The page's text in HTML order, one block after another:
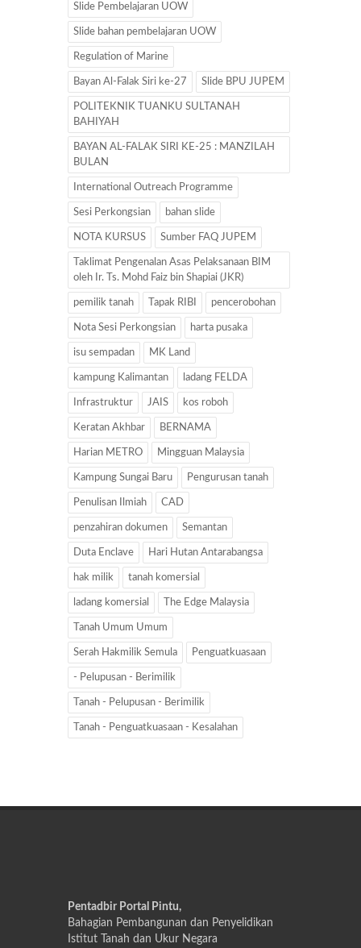
Slide Pembelajaran UOW
Slide bahan pembelajaran UOW
Regulation of Marine
Bayan Al-Falak Siri ke-27 Slide BPU JUPEM
POLITEKNIK TUANKU SULTANAH
BAHIYAH
BAYAN AL-FALAK SIRI KE-25 : MANZILAH
BULAN
International Outreach Programme
Sesi Perkongsian bahan slide
NOTA KURSUS Sumber FAQ JUPEM
Taklimat Pengenalan Asas Pelaksanaan BIM
oleh Ir. Ts. Mohd Faiz bin Shapiai (JKR)
pemilik tanah Tapak RIBI pencerobohan
Nota Sesi Perkongsian harta pusaka
isu sempadan MK Land
kampung Kalimantan ladang FELDA
Infrastruktur JAIS kos roboh
Keratan Akhbar BERNAMA
Harian METRO Mingguan Malaysia
Kampung Sungai Baru Pengurusan tanah
Penulisan Ilmiah CAD
penzahiran dokumen Semantan
Duta Enclave Hari Hutan Antarabangsa
hak milik tanah komersial
ladang komersial The Edge Malaysia
Tanah Umum Umum
Serah Hakmilik Semula Penguatkuasaan
- Pelupusan - Berimilik
Tanah - Pelupusan - Berimilik
Tanah - Penguatkuasaan - Kesalahan
Pentadbir Portal Pintu,
Bahagian Pembangunan dan Penyelidikan
Istitut Tanah dan Ukur Negara